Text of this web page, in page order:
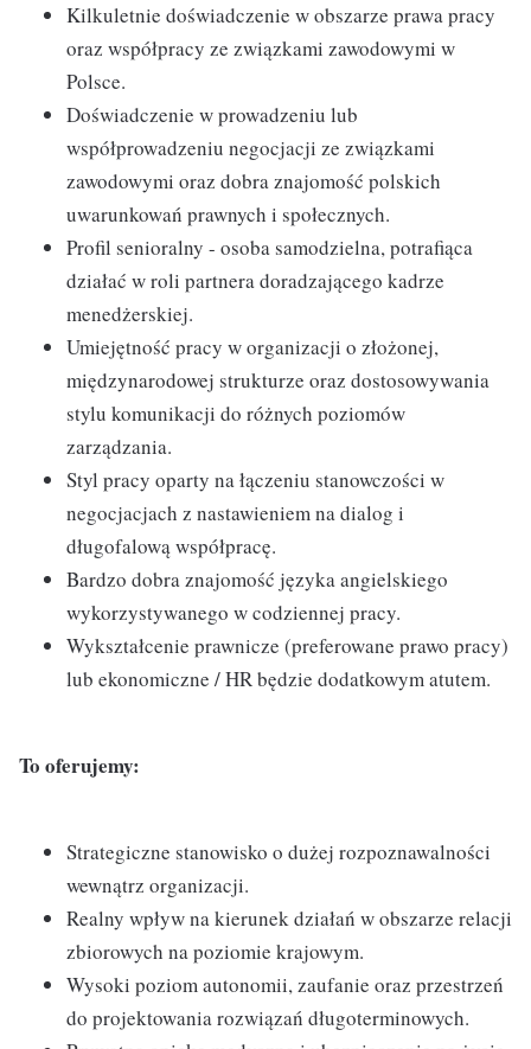
Kilkuletnie doświadczenie w obszarze prawa pracy
oraz współpracy ze związkami zawodowymi w
Polsce.
Doświadczenie w prowadzeniu lub
współprowadzeniu negocjacji ze związkami
zawodowymi oraz dobra znajomość polskich
uwarunkowań prawnych i społecznych.
Profil senioralny - osoba samodzielna, potrafiąca
działać w roli partnera doradzającego kadrze
menedżerskiej.
Umiejętność pracy w organizacji o złożonej,
międzynarodowej strukturze oraz dostosowywania
stylu komunikacji do różnych poziomów
zarządzania.
Styl pracy oparty na łączeniu stanowczości w
negocjacjach z nastawieniem na dialog i
długofalową współpracę.
Bardzo dobra znajomość języka angielskiego
wykorzystywanego w codziennej pracy.
Wykształcenie prawnicze (preferowane prawo pracy)
lub ekonomiczne / HR będzie dodatkowym atutem.
To oferujemy:
Strategiczne stanowisko o dużej rozpoznawalności
wewnątrz organizacji.
Realny wpływ na kierunek działań w obszarze relacji
zbiorowych na poziomie krajowym.
Wysoki poziom autonomii, zaufanie oraz przestrzeń
do projektowania rozwiązań długoterminowych.